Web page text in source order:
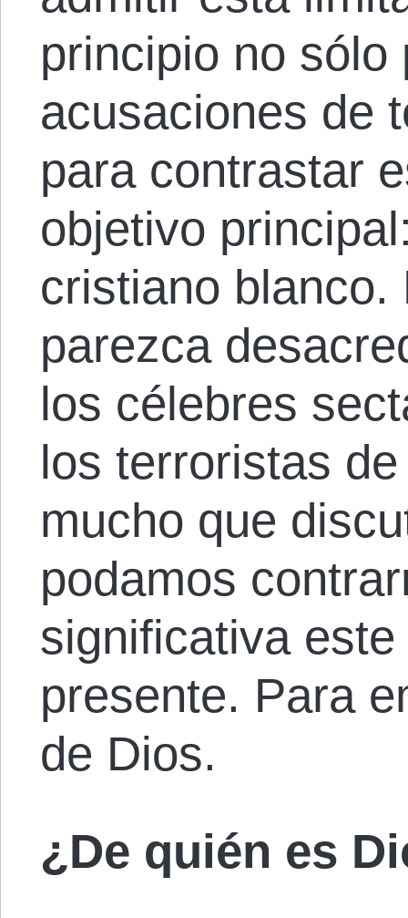
principio no
acusaciones de
para contrastar
objetivo
cristiano blanco.
parezca
los célebres
los terroristas
mucho que
podamos
significativa
presente. Para
de Dios.
¿De quién es